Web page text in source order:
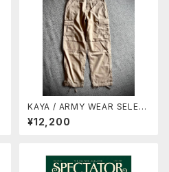
KAYA / ARMY WEAR SELEC
TION リップストップ カーゴパ
ンツ
¥12,200